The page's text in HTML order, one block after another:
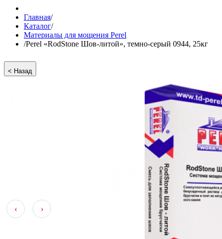
Главная/
Каталог/
Материалы для мощения Perel
/Perel «RodStone Шов-литой», темно-серый 0944, 25кг
‹ ›